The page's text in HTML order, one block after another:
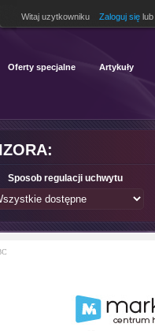
Witaj uzytkowniku Zaloguj się lub
Oferty specjalne Artykuły
Sposob regulacji uchwytu